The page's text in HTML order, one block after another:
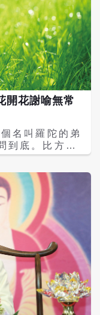
開花謝喻無常
到底。比方有
生無常』，到
它太平常了，
用譬喻來解
答：
到很多東西都
常呢？」 佛
」 「看
也還是花